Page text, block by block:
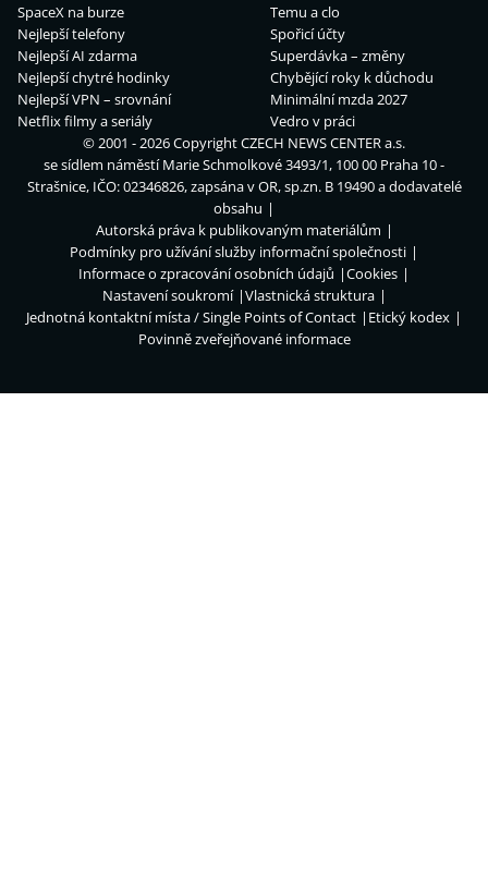
SpaceX na burze
Nejlepší telefony
Nejlepší AI zdarma
Nejlepší chytré hodinky
Nejlepší VPN – srovnání
Netflix filmy a seriály
Temu a clo
Spořicí účty
Superdávka – změny
Chybějící roky k důchodu
Minimální mzda 2027
Vedro v práci
© 2001 - 2026 CopyrightCZECH NEWS CENTER a.s.
se sídlem náměstí Marie Schmolkové 3493/1, 100 00 Praha 10 -
Strašnice, IČO: 02346826, zapsána v OR, sp.zn. B 19490 a dodavatelé
obsahu
Autorská práva k publikovaným materiálům
Podmínky pro užívání služby informační společnosti
Informace o zpracování osobních údajů
Cookies
Nastavení soukromí
Vlastnická struktura
Jednotná kontaktní místa / Single Points of Contact
Etický kodex
Povinně zveřejňované informace